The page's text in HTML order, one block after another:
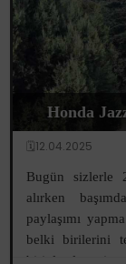
Honda
🗓️12.04.2025
Bugün sizlerle
alırken
paylaşımı
belki birilerini
biriyle alışveriş